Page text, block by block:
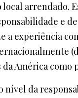
local arrendado.
e
a experiência
da América como
nível da